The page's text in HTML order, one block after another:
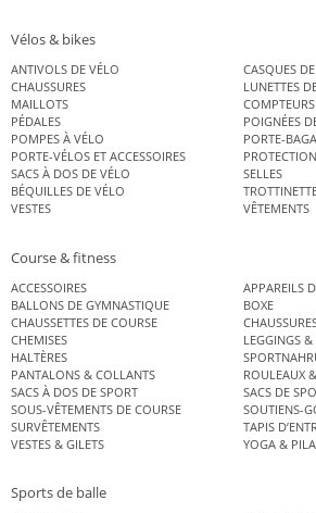
Vélos & bikes
ANTIVOLS DE VÉLO
CASQUES
CHAUSSURES
LUNETTES
MAILLOTS
PÉDALES
POIGNÉES
POMPES À VÉLO
PORTE-
PORTE-VÉLOS ET ACCESSOIRES
SACS À DOS DE VÉLO
SELLES
BÉQUILLES DE VÉLO
VESTES
VÊTEMENTS
Course & fitness
ACCESSOIRES
APPAREILS
BALLONS DE GYMNASTIQUE
BOXE
CHAUSSETTES DE COURSE
CHEMISES
LEGGINGS &
HALTÈRES
PANTALONS & COLLANTS
ROULEAUX
SACS À DOS DE SPORT
SACS DE
SOUS-VÊTEMENTS DE COURSE
SOUTIENS-
SURVÊTEMENTS
TAPIS
VESTES & GILETS
YOGA &
Sports de balle